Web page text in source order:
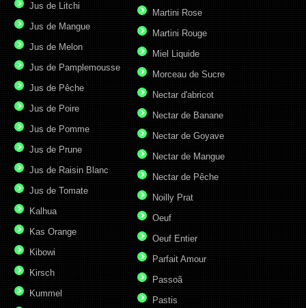
Jus de Litchi
Jus de Mangue
Jus de Melon
Jus de Pamplemousse
Jus de Pêche
Jus de Poire
Jus de Pomme
Jus de Prune
Jus de Raisin Blanc
Jus de Tomate
Kalhua
Kas Orange
Kibowi
Kirsch
Kummel
Martini Rose
Martini Rouge
Miel Liquide
Morceau de Sucre
Nectar d'abricot
Nectar de Banane
Nectar de Goyave
Nectar de Mangue
Nectar de Pêche
Noilly Prat
Oeuf
Oeuf Entier
Parfait Amour
Passoã
Pastis